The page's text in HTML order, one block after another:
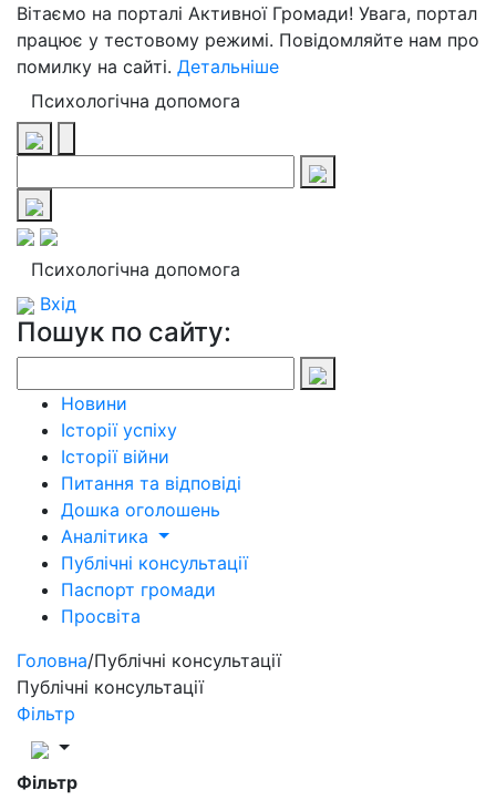
Вітаємо на порталі Активної Громади! Увага, портал
працює у тестовому режимі. Повідомляйте нам про
помилку на сайті. Детальніше
Психологічна допомога
Психологічна допомога
Вхід
Пошук по сайту:
Новини
Історії успіху
Історії війни
Питання та відповіді
Дошка оголошень
Аналітика
Публічні консультації
Паспорт громади
Просвіта
Головна/Публічні консультації
Публічні консультації
Фільтр
Фільтр